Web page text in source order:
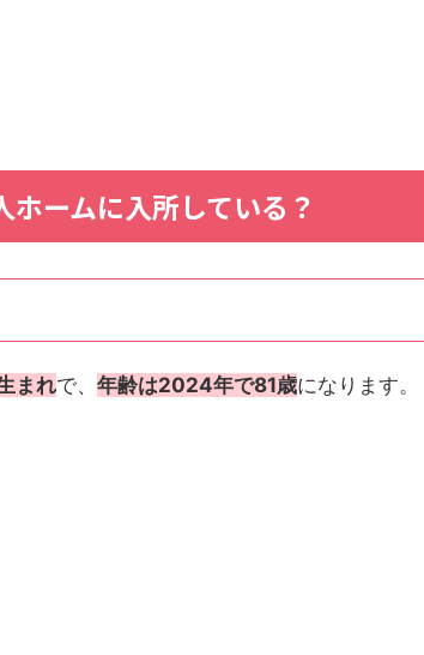
ームに入所している？
まれで、 年齢は2024年で81歳になります。